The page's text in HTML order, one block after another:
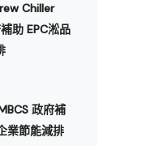
Chiller
助 EPC淞品
政府補
業節能減排